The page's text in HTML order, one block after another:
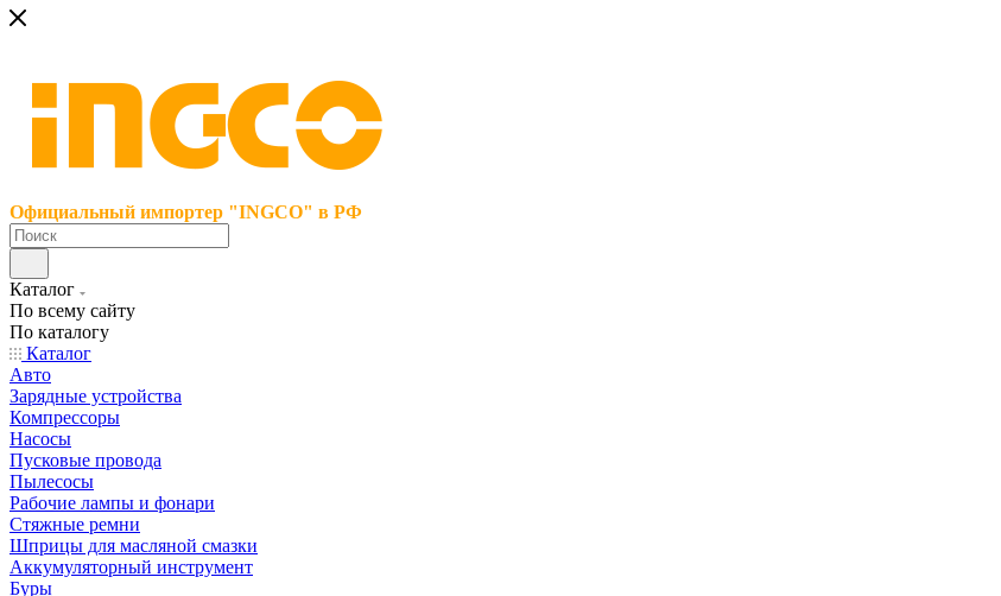
Официальный импортер "INGCO" в РФ
Каталог
По всему сайту
По каталогу
Каталог
Авто
Зарядные устройства
Компрессоры
Насосы
Пусковые провода
Пылесосы
Рабочие лампы и фонари
Стяжные ремни
Шприцы для масляной смазки
Аккумуляторный инструмент
Буры